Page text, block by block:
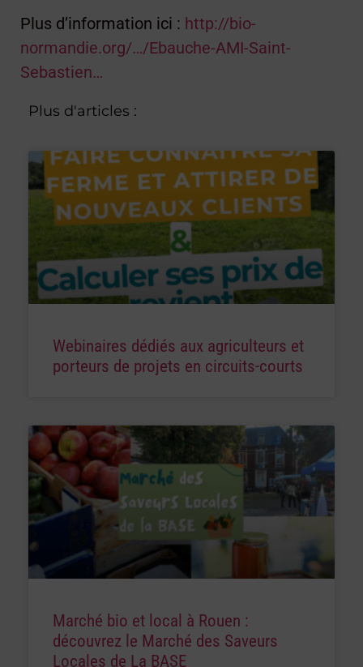
Plus d’information ici : http://bio-
normandie.org/…/Ebauche-AMI-Saint-
Sebastien…
Plus d'articles :
Webinaires dédiés aux agriculteurs et
porteurs de projets en circuits-courts
Marché bio et local à Rouen :
découvrez le Marché des Saveurs
Locales de La BASE